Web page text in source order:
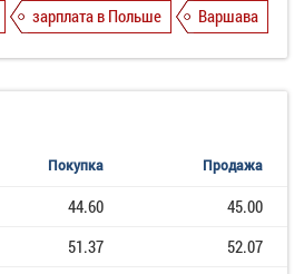
зарплата в Польше Варшава
Покупка Продажа
44.60
45.00
51.37
52.07